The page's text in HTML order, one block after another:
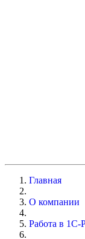
Главная
О компании
Работа в 1С-